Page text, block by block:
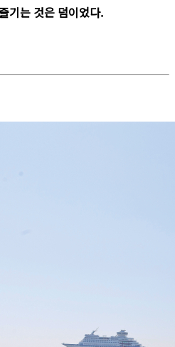
기는 것은 덤이었다.